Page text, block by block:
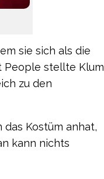
sie sich als die
People stellte Klum
zu den
Kostüm anhat,
kann nichts